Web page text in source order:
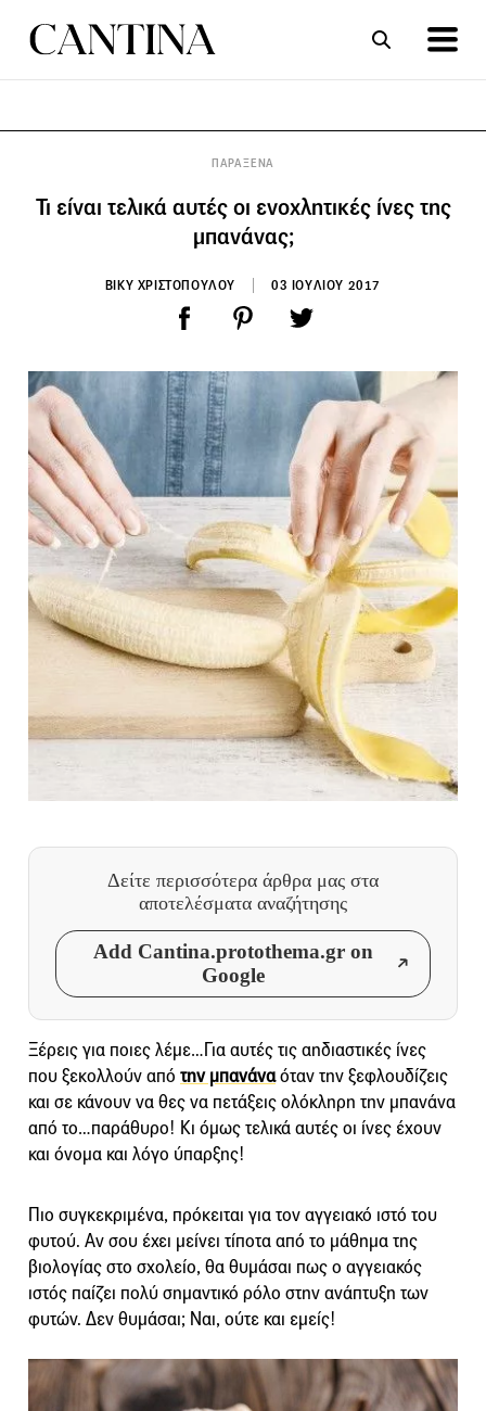
ΠΑΡΑΞΕΝΑ
Τι είναι τελικά αυτές οι ενοχλητικές ίνες της
μπανάνας;
ΒΙΚΥ ΧΡΙΣΤΟΠΟΥΛΟΥ 03 ΙΟΥΛΙΟΥ 2017
Δείτε περισσότερα άρθρα μας στα
αποτελέσματα αναζήτησης
Add Cantina.protothema.gr on
Google
Ξέρεις για ποιες λέμε…Για αυτές τις αηδιαστικές ίνες
που ξεκολλούν από την μπανάναόταν την ξεφλουδίζεις
και σε κάνουν να θες να πετάξεις ολόκληρη την μπανάνα
από το…παράθυρο! Κι όμως τελικά αυτές οι ίνες έχουν
και όνομα και λόγο ύπαρξης!
Πιο συγκεκριμένα, πρόκειται για τον αγγειακό ιστό του
φυτού. Αν σου έχει μείνει τίποτα από το μάθημα της
βιολογίας στο σχολείο, θα θυμάσαι πως ο αγγειακός
ιστός παίζει πολύ σημαντικό ρόλο στην ανάπτυξη των
φυτών. Δεν θυμάσαι; Ναι, ούτε και εμείς!